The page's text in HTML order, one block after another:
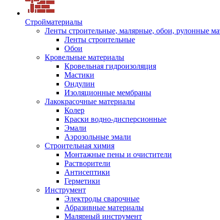
Стройматериалы
Ленты строительные, малярные, обои, рулонные
Ленты строительные
Обои
Кровельные материалы
Кровельная гидроизоляция
Мастики
Ондулин
Изоляционные мембраны
Лакокрасочные материалы
Колер
Краски водно-дисперсионные
Эмали
Аэрозольные эмали
Строительная химия
Монтажные пены и очистители
Растворители
Антисептики
Герметики
Инструмент
Электроды сварочные
Абразивные материалы
Малярный инструмент